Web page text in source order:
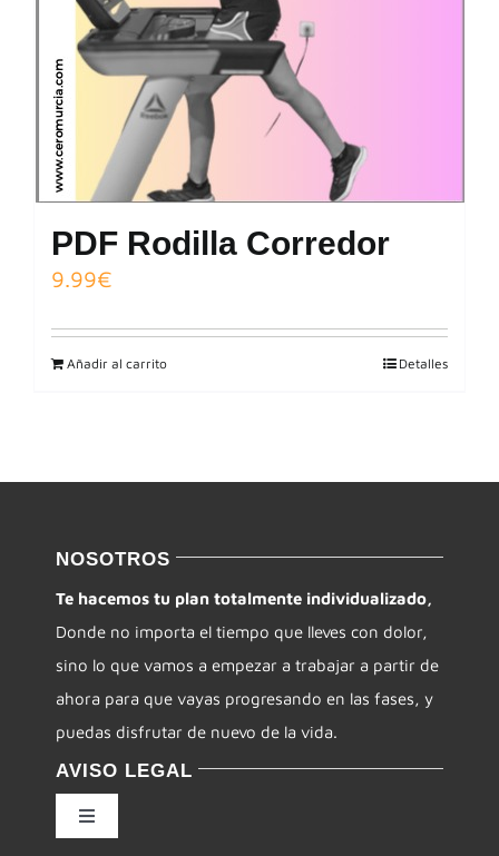
PDF Rodilla Corredor
9.99€
Añadir al carrito Detalles
NOSOTROS
Te hacemos tu plan totalmente individualizado,
Donde no importa el tiempo que lleves con dolor,
sino lo que vamos a empezar a trabajar a partir de
ahora para que vayas progresando en las fases, y
puedas disfrutar de nuevo de la vida.
AVISO LEGAL
Toggle
Navigation